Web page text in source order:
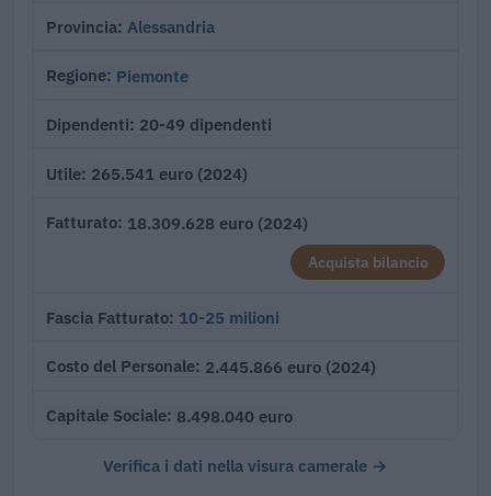
Provincia Alessandria
Regione Piemonte
Dipendenti 20-49 dipendenti
Utile 265.541 euro (2024)
Fatturato 18.309.628 euro (2024)
Acquista bilancio
Fascia Fatturato 10-25 milioni
Costo del Personale 2.445.866 euro (2024)
Capitale Sociale 8.498.040 euro
Verifica i dati nella visura camerale →